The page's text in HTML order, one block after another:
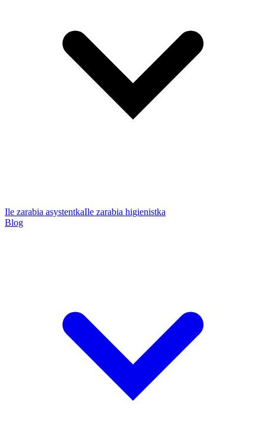
Ile zarabia asystentkaIle zarabia higienistka
Blog